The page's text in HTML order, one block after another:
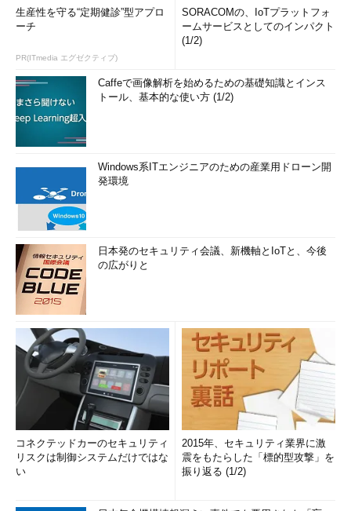
生産性を守る“定期健診”型アプロ
ーチ
PR(ITmedia エグゼクティブ)
SORACOMの、IoTプラットフォ
ームサービスとしてのインパクト
(1/2)
Caffeで画像解析を始めるための基礎知識とインス
トール、基本的な使い方 (1/2)
Windows系ITエンジニアのための産業用ドローン開
発環境
日本発のセキュリティ会議、新機軸とIoTと、今後
の広がりと
コネクテッドカーのセキュリティ
リスクは制御システムだけではな
い
2015年、セキュリティ業界に激
震をもたらした「標的型攻撃」を
振り返る (1/2)